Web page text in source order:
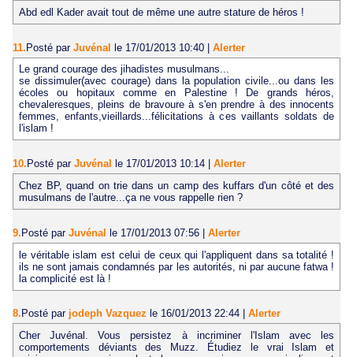
Abd edl Kader avait tout de même une autre stature de héros !
11.Posté par Juvénal le 17/01/2013 10:40 | Alerter
Le grand courage des jihadistes musulmans...
se dissimuler(avec courage) dans la population civile...ou dans les
écoles ou hopitaux comme en Palestine ! De grands héros,
chevaleresques, pleins de bravoure à s'en prendre à des innocents
femmes, enfants,vieillards...félicitations à ces vaillants soldats de
l'islam !
10. Posté par Juvénal le 17/01/2013 10:14
Alerter
Chez BP, quand on trie dans un camp des kuffars d'un côté et des
musulmans de l'autre...ça ne vous rappelle rien ?
9. Posté par Juvénal le 17/01/2013 07:56
Alerter
le véritable islam est celui de ceux qui l'appliquent dans sa totalité !
ils ne sont jamais condamnés par les autorités, ni par aucune fatwa !
la complicité est là !
8. Posté par jodeph Vazquez le 16/01/2013 22:44
Alerter
Cher Juvénal. Vous persistez à incriminer l'Islam avec les
comportements déviants des Muzz. Étudiez le vrai Islam et